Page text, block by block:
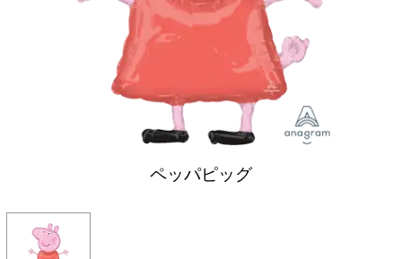
ペッパピッグ